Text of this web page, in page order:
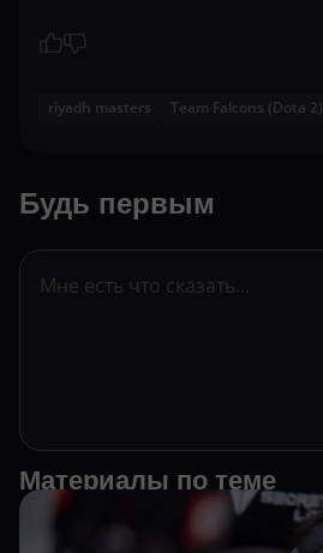
riyadh masters Team Falcons (Dota 2)
Будь первым
Материалы по теме